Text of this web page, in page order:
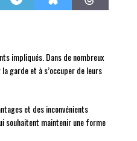
impliqués. Dans de nombreux
garde et à s’occuper de leurs
et des inconvénients
souhaitent maintenir une forme